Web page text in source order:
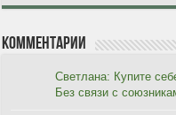
Комментарии
Светлана: Купите
Без связи с